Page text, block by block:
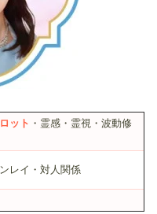
ット ・霊感・霊視・波動修
レイ・対人関係